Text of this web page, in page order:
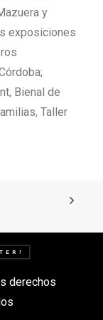
y
exposiciones
Bienal de
Taller
derechos